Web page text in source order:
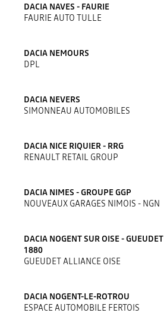
DACIA NAVES - FAURIE
FAURIE AUTO TULLE
DACIA NEMOURS
DPL
DACIA NEVERS
SIMONNEAU AUTOMOBILES
DACIA NICE RIQUIER - RRG
RENAULT RETAIL GROUP
DACIA NIMES - GROUPE GGP
NOUVEAUX GARAGES NIMOIS - NGN
DACIA NOGENT SUR OISE - GUEUDET
1880
GUEUDET ALLIANCE OISE
DACIA NOGENT-LE-ROTROU
ESPACE AUTOMOBILE FERTOIS